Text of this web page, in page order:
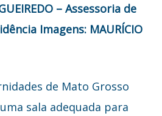
– Assessoria de
Imagens: MAURÍCIO
de Mato Grosso
sala adequada para